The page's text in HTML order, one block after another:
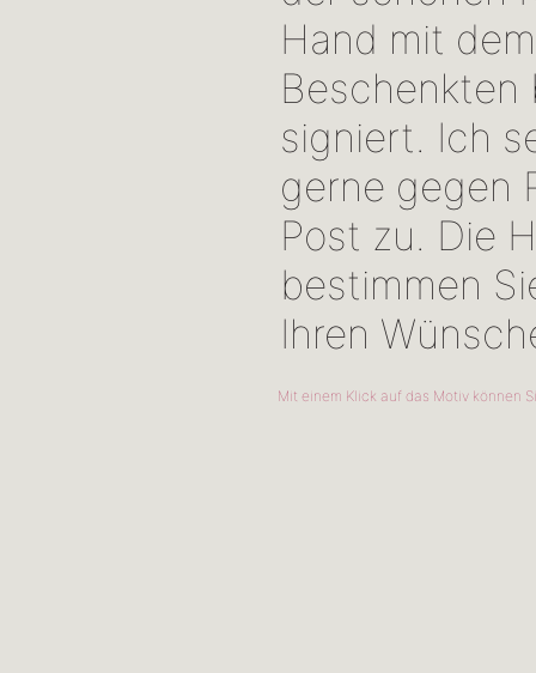
Hand mit
signiert. Ich
gerne gegen
Post zu. Die
bestimmen
Ihren
Mit einem Klick auf das Motiv können